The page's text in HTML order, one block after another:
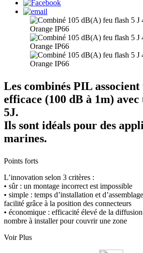
Les combinés PIL associent
efficace (100 dB à 1m)
5J.
Ils sont idéals pour des
marines.
Points forts
L’innovation selon 3 critères :
• sûr : un montage incorrect est impossible
• simple : temps d’installation et
facilité grâce à la position des connecteurs
• économique : efficacité élevé de la
nombre à installer pour couvrir une zone
Voir Plus